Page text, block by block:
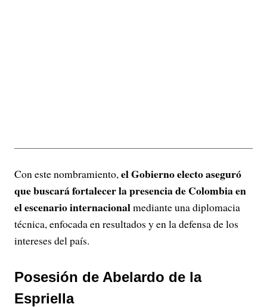
Con este nombramiento,el Gobierno electo aseguró
que buscará fortalecer la presencia de Colombia en
el escenario internacionalmediante una diplomacia
técnica, enfocada en resultados y en la defensa de los
intereses del país.
Posesión de Abelardo de la
Espriella